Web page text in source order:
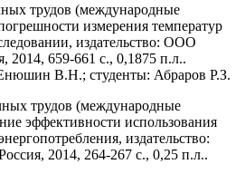
трудов (международные
измерения температур
издательство: ООО
2014, 659-661 с., 0,1875 п.л..
В.Н.; студенты: Абраров Р.З.
трудов (международные
эффективности использования
издательство:
2014, 264-267 с., 0,25 п.л..